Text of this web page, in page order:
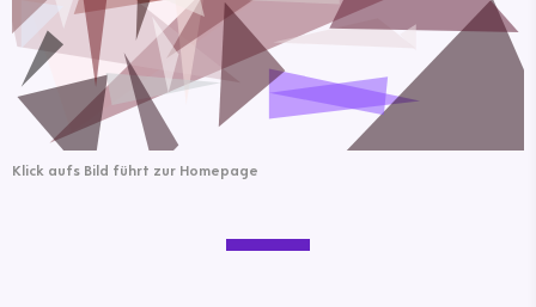
Klick aufs Bild führt zur Homepage